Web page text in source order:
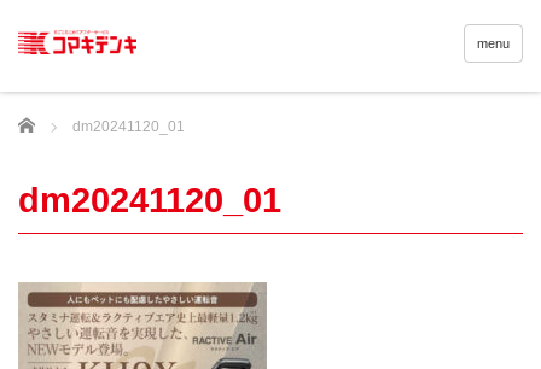
menu
Home dm20241120_01
dm20241120_01